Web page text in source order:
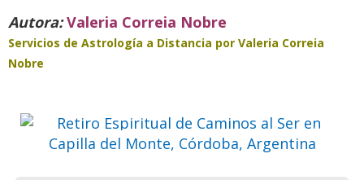
Autora: Valeria Correia Nobre
Servicios de Astrología a Distancia por Valeria Correia
Nobre
Ser en Capilla del Monte,
Córdoba, Argentina
Previo